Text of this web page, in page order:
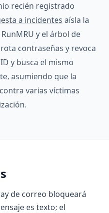
recién registrado
a incidentes aísla la
y el árbol de
contraseñas y revoca
y busca el mismo
asumiendo que la
varias víctimas
de correo bloqueará
es texto; el